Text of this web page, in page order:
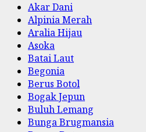
Akar Dani
Alpinia Merah
Aralia Hijau
Asoka
Batai Laut
Begonia
Berus Botol
Bogak Jepun
Buluh Lemang
Bunga Brugmansia